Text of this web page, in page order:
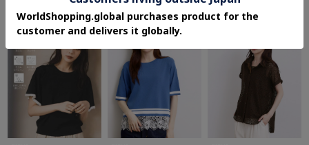
さらに5%OFF さらに5%OFF さらに5%OFF